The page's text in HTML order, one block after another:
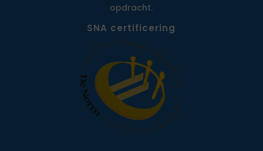
opdracht.
SNA certificering